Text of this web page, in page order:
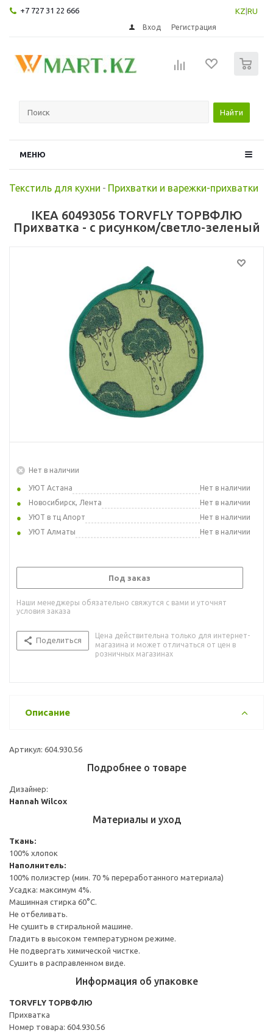
+7 727 31 22 666 KZ RU
Вход Регистрация
Найти
МЕНЮ
Текстиль для кухни - Прихватки и варежки-прихватки
IKEA 60493056 TORVFLY ТОРВФЛЮ
Прихватка - с рисунком/светло-зеленый
Нет в наличии
УЮТ Астана
Нет в наличии
Новосибирск, Лента
Нет в наличии
УЮТ в тц Апорт
Нет в наличии
УЮТ Алматы
Нет в наличии
Под заказ
Наши менеджеры обязательно свяжутся с вами и уточнят
условия заказа
Поделиться
Цена действительна только для интернет-
магазина и может отличаться от цен в
розничных магазинах
Описание
Артикул: 604.930.56
Подробнее о товаре
Дизайнер:
Hannah Wilcox
Материалы и уход
Ткань:
100% хлопок
Наполнитель:
100% полиэстер (мин. 70 % переработанного материала)
Усадка: максимум 4%.
Машинная стирка 60°С.
Не отбеливать.
Не сушить в стиральной машине.
Гладить в высоком температурном режиме.
Не подвергать химической чистке.
Сушить в расправленном виде.
Информация об упаковке
TORVFLY ТОРВФЛЮ
Прихватка
Номер товара: 604.930.56